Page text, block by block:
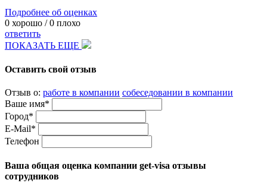
Подробнее об оценках
0 хорошо /0 плохо
ответить
ПОКАЗАТЬ ЕЩЕ
Оставить свой отзыв
Отзыв о: работе в компании собеседовании в компании
Ваше имя*
Город*
E-Mail*
Телефон
Ваша общая оценка компании get-visa отзывы
сотрудников